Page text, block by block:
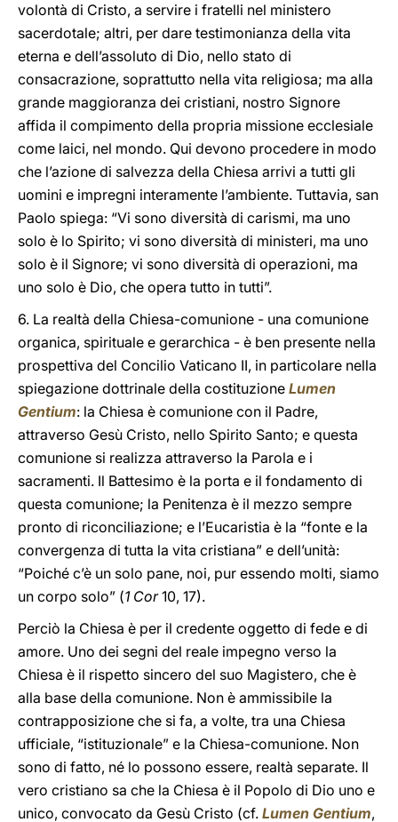
volontà di Cristo, a servire i fratelli nel ministero
sacerdotale; altri, per dare testimonianza della vita
eterna e dell’assoluto di Dio, nello stato di
consacrazione, soprattutto nella vita religiosa; ma alla
grande maggioranza dei cristiani, nostro Signore
affida il compimento della propria missione ecclesiale
come laici, nel mondo. Qui devono procedere in modo
che l’azione di salvezza della Chiesa arrivi a tutti gli
uomini e impregni interamente l’ambiente. Tuttavia, san
Paolo spiega: “Vi sono diversità di carismi, ma uno
solo è lo Spirito; vi sono diversità di ministeri, ma uno
solo è il Signore; vi sono diversità di operazioni, ma
uno solo è Dio, che opera tutto in tutti”.
6. La realtà della Chiesa-comunione - una comunione
organica, spirituale e gerarchica - è ben presente nella
prospettiva del Concilio Vaticano II, in particolare nella
spiegazione dottrinale della costituzione Lumen
Gentium: la Chiesa è comunione con il Padre,
attraverso Gesù Cristo, nello Spirito Santo; e questa
comunione si realizza attraverso la Parola e i
sacramenti. Il Battesimo è la porta e il fondamento di
questa comunione; la Penitenza è il mezzo sempre
pronto di riconciliazione; e l’Eucaristia è la “fonte e la
convergenza di tutta la vita cristiana” e dell’unità:
“Poiché c’è un solo pane, noi, pur essendo molti, siamo
un corpo solo” (1 Cor10, 17).
Perciò la Chiesa è per il credente oggetto di fede e di
amore. Uno dei segni del reale impegno verso la
Chiesa è il rispetto sincero del suo Magistero, che è
alla base della comunione. Non è ammissibile la
contrapposizione che si fa, a volte, tra una Chiesa
ufficiale, “istituzionale” e la Chiesa-comunione. Non
sono di fatto, né lo possono essere, realtà separate. Il
vero cristiano sa che la Chiesa è il Popolo di Dio uno e
unico, convocato da Gesù Cristo (cf. Lumen Gentium,